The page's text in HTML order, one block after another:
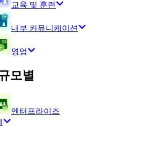
교육 및 훈련
내부 커뮤니케이션
영업
모별
엔터프라이즈